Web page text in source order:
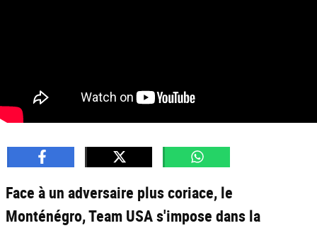
Face à un adversaire plus coriace, le
Monténégro, Team USA s'impose dans la